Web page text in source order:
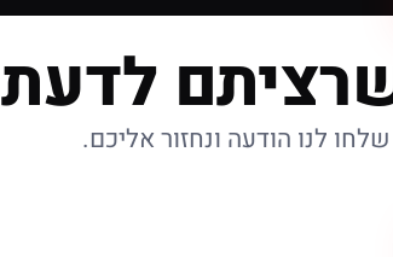
לדעת
לנו הודעה ונחזור אליכם.